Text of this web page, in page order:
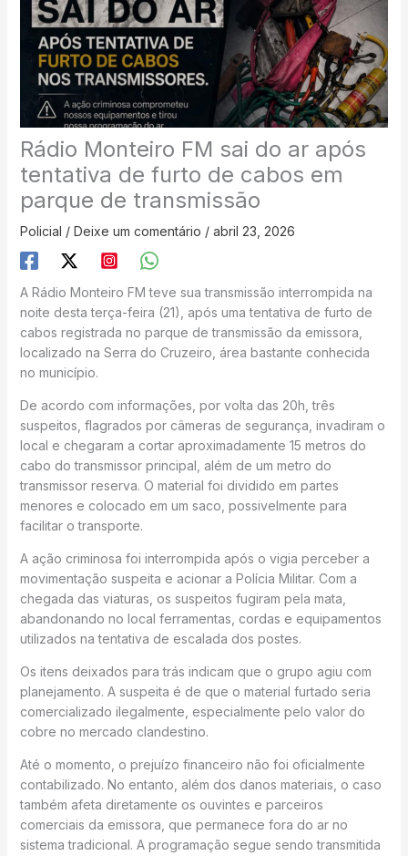
Rádio Monteiro FM sai do ar após
tentativa de furto de cabos em
parque de transmissão
Policial / Deixe um comentário / abril 23, 2026
A Rádio Monteiro FM teve sua transmissão interrompida na
noite desta terça-feira (21), após uma tentativa de furto de
cabos registrada no parque de transmissão da emissora,
localizado na Serra do Cruzeiro, área bastante conhecida
no município.
De acordo com informações, por volta das 20h, três
suspeitos, flagrados por câmeras de segurança, invadiram o
local e chegaram a cortar aproximadamente 15 metros do
cabo do transmissor principal, além de um metro do
transmissor reserva. O material foi dividido em partes
menores e colocado em um saco, possivelmente para
facilitar o transporte.
A ação criminosa foi interrompida após o vigia perceber a
movimentação suspeita e acionar a Polícia Militar. Com a
chegada das viaturas, os suspeitos fugiram pela mata,
abandonando no local ferramentas, cordas e equipamentos
utilizados na tentativa de escalada dos postes.
Os itens deixados para trás indicam que o grupo agiu com
planejamento. A suspeita é de que o material furtado seria
comercializado ilegalmente, especialmente pelo valor do
cobre no mercado clandestino.
Até o momento, o prejuízo financeiro não foi oficialmente
contabilizado. No entanto, além dos danos materiais, o caso
também afeta diretamente os ouvintes e parceiros
comerciais da emissora, que permanece fora do ar no
sistema tradicional. A programação segue sendo transmitida